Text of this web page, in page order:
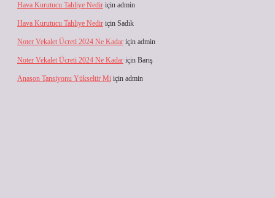
Hava Kurutucu Tahliye Nedir için admin
Hava Kurutucu Tahliye Nedir için Sadık
Noter Vekalet Ücreti 2024 Ne Kadar için admin
Noter Vekalet Ücreti 2024 Ne Kadar için Barış
Anason Tansiyonu Yükseltir Mi için admin